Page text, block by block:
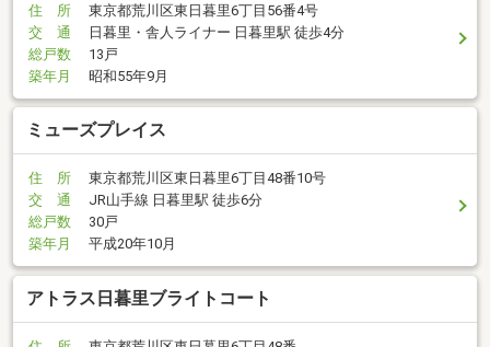
住 所
東京都荒川区東日暮里6丁目56番4号
交 通
日暮里・舎人ライナー 日暮里駅 徒歩4分
総戸数
13戸
築年月
昭和55年9月
ミューズプレイス
住 所
東京都荒川区東日暮里6丁目48番10号
交 通
JR山手線 日暮里駅 徒歩6分
総戸数
30戸
築年月
平成20年10月
アトラス日暮里ブライトコート